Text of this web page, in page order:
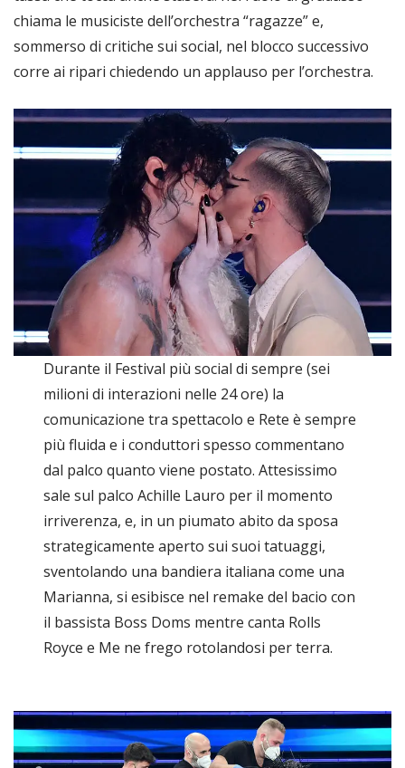
chiama le musiciste dell’orchestra “ragazze” e,
sommerso di critiche sui social, nel blocco successivo
corre ai ripari chiedendo un applauso per l’orchestra.
Durante il Festival più social di sempre (sei
milioni di interazioni nelle 24 ore) la
comunicazione tra spettacolo e Rete è sempre
più fluida e i conduttori spesso commentano
dal palco quanto viene postato. Attesissimo
sale sul palco Achille Lauro per il momento
irriverenza, e, in un piumato abito da sposa
strategicamente aperto sui suoi tatuaggi,
sventolando una bandiera italiana come una
Marianna, si esibisce nel remake del bacio con
il bassista Boss Doms mentre canta Rolls
Royce e Me ne frego rotolandosi per terra.